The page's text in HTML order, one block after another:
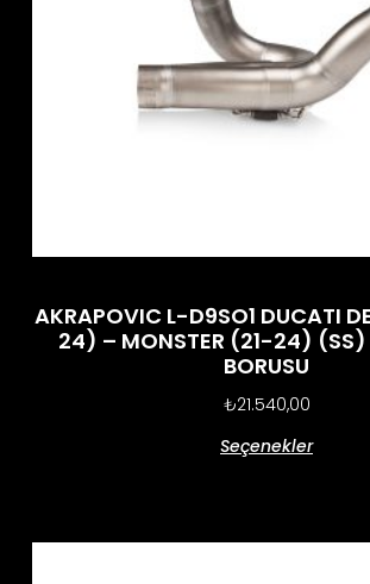
AKRAPOVIC L-D9SO1 DUCATI
24) – MONSTER (21-24) (SS)
BORUSU
₺21.540,00
Seçenekler